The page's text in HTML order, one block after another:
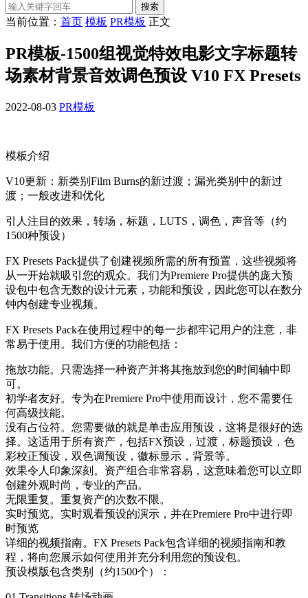
搜索
当前位置： 首页 模板 PR模板 正文
PR模板-1500组视觉特效电影文字标题转
场素材背景音效调色预设 V10 FX Presets
2022-08-03 PR模板
模板介绍
V10更新：新类别Film Burns的新过渡；漏光类别中的新过
渡；一般改进和优化
引人注目的效果，转场，标题，LUTS，调色，声音等（约
1500种预设）
FX Presets Pack提供了创建视频所需的所有预置，这些视频将
从一开始就吸引您的观众。我们为Premiere Pro提供的庞大预
设包中包含无数的设计元素，功能和预设，因此您可以在数分
钟内创建专业视频。
FX Presets Pack在使用过程中的每一步都牢记用户的注意，非
常易于使用。我们方便的功能包括：
拖放功能。只需选择一种资产并将其拖放到您的时间轴中即
可。
初学者友好。专为在Premiere Pro中使用而设计，您不需要任
何高级技能。
没有占位符。您需要做的就是单击应用预设，这将是很好的选
择。这适用于所有资产，包括FX预设，过渡，标题预设，色
彩校正预设，双色调预设，徽标显示，背景等。
效果令人印象深刻。资产组合非常容易，这意味着您可以立即
创建外观时尚，专业的产品。
无限重复。重复资产的次数不限。
实时预览。实时观看预设的演示，并在Premiere Pro中进行即
时预览
详细的视频指南。FX Presets Pack包含详细的视频指南和教
程，将向您展示如何使用并充分利用您的预设包。
预设模版包含类别（约1500个）：